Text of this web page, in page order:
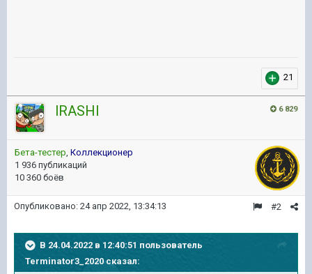
21
6 829
lRASHl
Бета-тестер, Коллекционер
1 936 публикаций
10 360 боёв
#2
Опубликовано: 24 апр 2022, 13:34:13
В 24.04.2022 в 12:40:51 пользователь
Terminator3_2020сказал: